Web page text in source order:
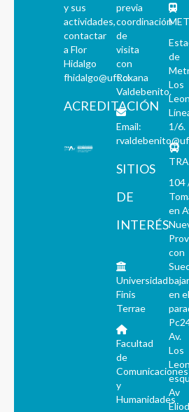
y sus
actividades,
contactar
a Flor
Hidalgo
fhidalgo@uft.cl
ACREDITACIÓN
previa
coordinación
de
visita
con
Roxana
Valdebenito.
Email:
SITIOS
DE
INTERÉS
Universidad
Finis
Terrae
Facultad
de
Comunicaciones
y
Humanidades
de
Los
1/6.
104
en
con
bajar
en el
Av.
Los
Av